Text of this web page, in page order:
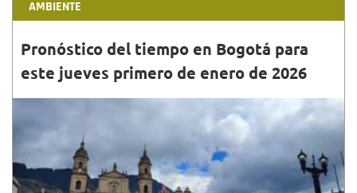
AMBIENTE
Pronóstico del tiempo en Bogotá para
este jueves primero de enero de 2026
31•DIC•2025
En la madrugada, se prevé cielo parcialmente